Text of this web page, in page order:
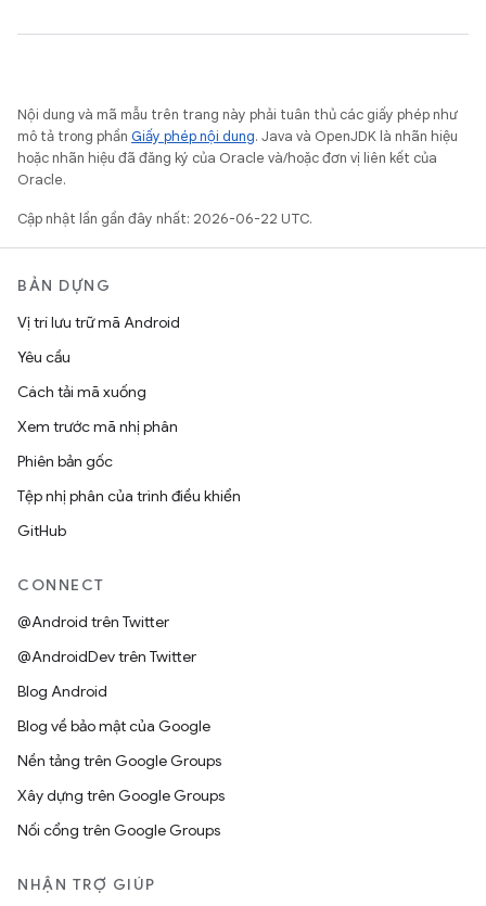
Nội dung và mã mẫu trên trang này phải tuân thủ các giấy phép như
mô tả trong phần Giấy phép nội dung. Java và OpenJDK là nhãn hiệu
hoặc nhãn hiệu đã đăng ký của Oracle và/hoặc đơn vị liên kết của
Oracle.
Cập nhật lần gần đây nhất: 2026-06-22 UTC.
BẢN DỰNG
Vị trí lưu trữ mã Android
Yêu cầu
Cách tải mã xuống
Xem trước mã nhị phân
Phiên bản gốc
Tệp nhị phân của trình điều khiển
GitHub
CONNECT
@Android trên Twitter
@AndroidDev trên Twitter
Blog Android
Blog về bảo mật của Google
Nền tảng trên Google Groups
Xây dựng trên Google Groups
Nối cổng trên Google Groups
NHẬN TRỢ GIÚP